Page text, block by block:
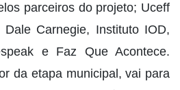
parceiros do projeto; Uceff
Dale Carnegie, Instituto IOD,
e Faz Que Acontece.
da etapa municipal, vai para